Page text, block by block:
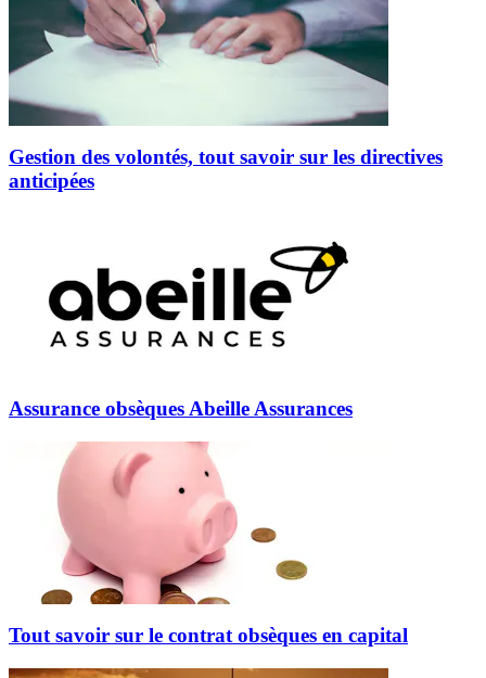
Gestion des volontés, tout savoir sur les directives
anticipées
Assurance obsèques Abeille Assurances
Tout savoir sur le contrat obsèques en capital